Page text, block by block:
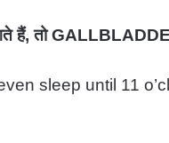
हैं, तो
sleep until 11